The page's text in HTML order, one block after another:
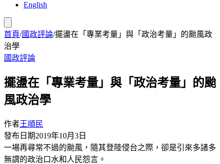
English
首頁/國政評論/擺盪在「專業考量」與「政治考量」的颱風政
治學
國政評論
擺盪在「專業考量」與「政治考量」的颱
風政治學
作者王順民
發布日期2019年10月3日
一場再尋常不過的颱風，隨其登陸侵台之際，卻是引來多諸多
無謂的政治口水和人民怨言。